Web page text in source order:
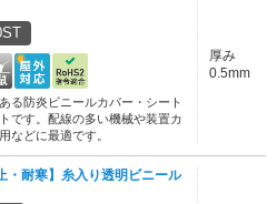
る防炎ビニールカバー・シート
です。配線の多い機械や装置カ
などに最適です。
厚み
0.5mm
・耐寒】糸入り透明ビニール